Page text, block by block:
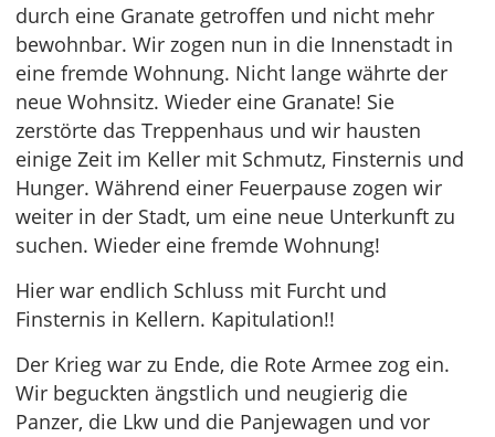
durch eine Granate getroffen und nicht mehr
bewohnbar. Wir zogen nun in die Innenstadt in
eine fremde Wohnung. Nicht lange währte der
neue Wohnsitz. Wieder eine Granate! Sie
zerstörte das Treppenhaus und wir hausten
einige Zeit im Keller mit Schmutz, Finsternis und
Hunger. Während einer Feuerpause zogen wir
weiter in der Stadt, um eine neue Unterkunft zu
suchen. Wieder eine fremde Wohnung!
Hier war endlich Schluss mit Furcht und
Finsternis in Kellern. Kapitulation!!
Der Krieg war zu Ende, die Rote Armee zog ein.
Wir beguckten ängstlich und neugierig die
Panzer, die Lkw und die Panjewagen und vor